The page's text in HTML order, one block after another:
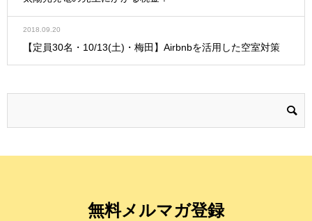
2018.09.20
【定員30名・10/13(土)・梅田】Airbnbを活用した空室対策
無料メルマガ登録